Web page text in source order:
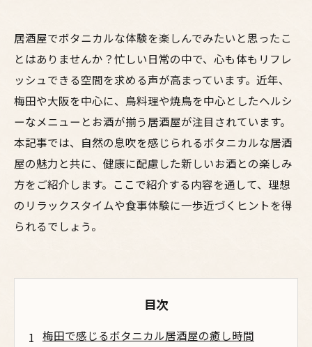
居酒屋でボタニカルな体験を楽しんでみたいと思ったこ
とはありませんか？忙しい日常の中で、心も体もリフレ
ッシュできる空間を求める声が高まっています。近年、
梅田や大阪を中心に、鳥料理や焼鳥を中心としたヘルシ
ーなメニューとお酒が揃う居酒屋が注目されています。
本記事では、自然の息吹を感じられるボタニカルな居酒
屋の魅力と共に、健康に配慮した新しいお酒との楽しみ
方をご紹介します。ここで紹介する内容を通して、理想
のリラックスタイムや食事体験に一歩近づくヒントを得
られるでしょう。
目次
梅田で感じるボタニカル居酒屋の癒し時間